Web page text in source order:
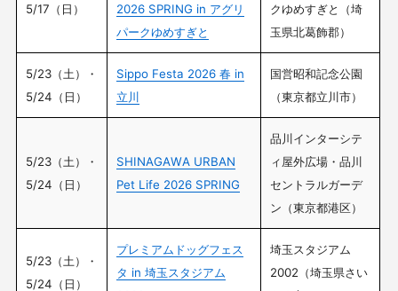
5/17（日）
2026 SPRING in アグリ
パークゆめすぎと
クゆめすぎと（埼
玉県北葛飾郡）
5/23（土）・
5/24（日）
Sippo Festa 2026 春 in
立川
国営昭和記念公園
（東京都立川市）
5/23（土）・
5/24（日）
SHINAGAWA URBAN
Pet Life 2026 SPRING
品川インターシテ
ィ屋外広場・品川
セントラルガーデ
ン（東京都港区）
5/23（土）・
5/24（日）
プレミアムドッグフェス
タ in 埼玉スタジアム
埼玉スタジアム
2002（埼玉県さい